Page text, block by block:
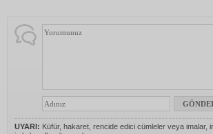
UYARI: Küfür, hakaret, rencide edici cümleler veya imalar,